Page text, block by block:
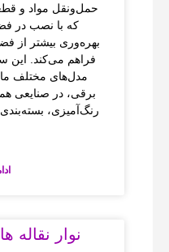
حمل‌ونقل مواد و
که با نصب در
بهره‌وری بیشتر از
فراهم می‌کند. این
مدل‌های مختلف
برقی، در صنایعی
رنگ‌آمیزی، بسته‌بندی
نوار نقاله‌